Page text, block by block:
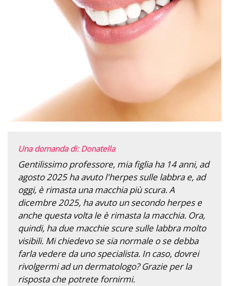
Una domanda di: Donatella
Gentilissimo professore, mia figlia ha 14 anni, ad
agosto 2025 ha avuto l'herpes sulle labbra e, ad
oggi, è rimasta una macchia più scura. A
dicembre 2025, ha avuto un secondo herpes e
anche questa volta le è rimasta la macchia. Ora,
quindi, ha due macchie scure sulle labbra molto
visibili. Mi chiedevo se sia normale o se debba
farla vedere da uno specialista. In caso, dovrei
rivolgermi ad un dermatologo? Grazie per la
risposta che potrete fornirmi.